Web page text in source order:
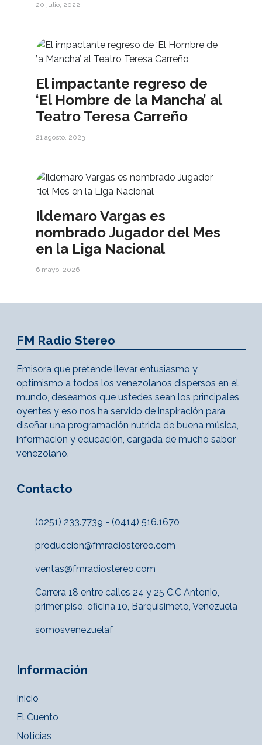
20 julio, 2022
El impactante regreso de
‘El Hombre de la Mancha’ al
Teatro Teresa Carreño
21 agosto, 2023
Ildemaro Vargas es
nombrado Jugador del Mes
en la Liga Nacional
6 mayo, 2026
FM Radio Stereo
Emisora que pretende llevar entusiasmo y
optimismo a todos los venezolanos dispersos en el
mundo, deseamos que ustedes sean los principales
oyentes y eso nos ha servido de inspiración para
diseñar una programación nutrida de buena música,
información y educación, cargada de mucho sabor
venezolano.
Contacto
(0251) 233.7739 - (0414) 516.1670
produccion@fmradiostereo.com
ventas@fmradiostereo.com
Carrera 18 entre calles 24 y 25 C.C Antonio,
primer piso, oficina 10, Barquisimeto, Venezuela
somosvenezuelaf
Información
Inicio
El Cuento
Noticias